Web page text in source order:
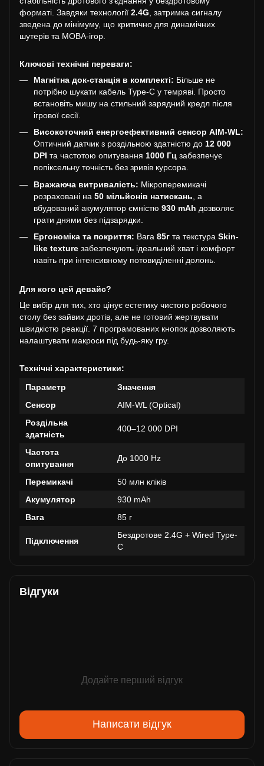
форматі. Завдяки технології 2.4G , затримка сигналу
зведена до мінімуму, що критично для динамічних
шутерів та MOBA-ігор.
Ключові технічні переваги:
Магнітна док-станція в комплекті: Більше не
потрібно шукати кабель Type-C у темряві. Просто
встановіть мишу на стильний зарядний кредл після
ігрової сесії.
Високоточний енергоефективний сенсор AIM-WL:
Оптичний датчик з роздільною здатністю до 12 000
DPI та частотою опитування 1000 Гц забезпечує
попіксельну точність без зривів курсора.
Вражаюча витривалість: Мікроперемикачі
розраховані на 50 мільйонів натискань , а
вбудований акумулятор ємністю 930 mAh дозволяє
грати днями без підзарядки.
Ергономіка та покриття: Вага 85г та текстура Skin-
like texture забезпечують ідеальний хват і комфорт
навіть при інтенсивному потовиділенні долонь.
Для кого цей девайс?
Це вибір для тих, хто цінує естетику чистого робочого
столу без зайвих дротів, але не готовий жертвувати
швидкістю реакції. 7 програмованих кнопок дозволяють
налаштувати макроси під будь-яку гру.
Технічні характеристики:
Параметр
Значення
Сенсор
AIM-WL (Optical)
Роздільна
здатність
400–12 000 DPI
Частота
опитування
До 1000 Hz
Перемикачі
50 млн кліків
Акумулятор
930 mAh
Вага
85 г
Підключення
Бездротове 2.4G + Wired Type-
C
Відгуки
Додайте перший відгук
Написати відгук